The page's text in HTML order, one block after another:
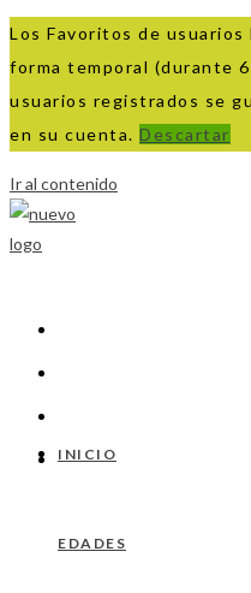
Los Favoritos de
forma temporal (durante
usuarios registrados se
en su cuenta. Descartar
Ir al contenido
INICIO
EDADES